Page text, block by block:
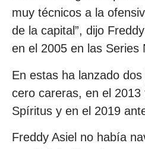
muy técnicos a la
de la capital”, dijo
en el 2005 en las Series
En estas ha lanzado
cero careras, en el 2013
Spíritus y en el 2019
Freddy Asiel no había